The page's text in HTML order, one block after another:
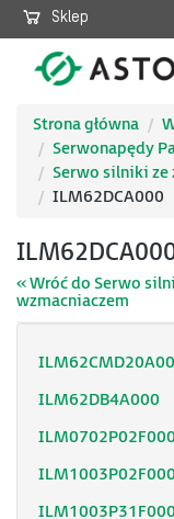
Sklep
Strona główna
Serwonapędy
Serwo silniki ze
ILM62DCA000
« Wróć do Serwo
wzmacniaczem
ILM62DB4A000